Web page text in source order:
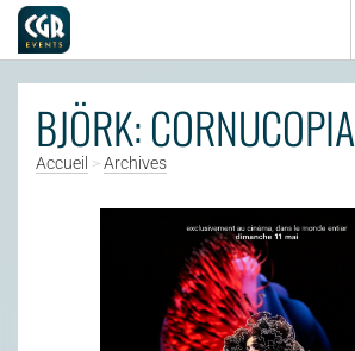
Aller au contenu principal
BJÖRK: CORNUCOPIA
Accueil >Archives